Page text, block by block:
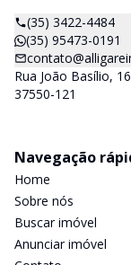
(35) 3422-4484
(35) 95473-0191
Rua João Basílio,
37550-121
Navegação
Home
Sobre nós
Buscar imóvel
Anunciar imóvel